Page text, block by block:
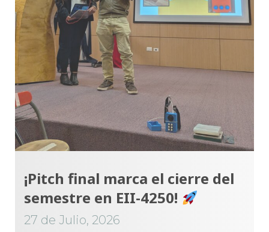
¡Pitch final marca el cierre del
semestre en EII-4250!
27 de Julio, 2026